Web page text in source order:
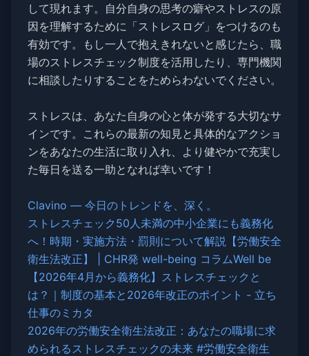
して現れます。自分自身の思考の癖やストレスの原
因を理解するために「ストレスログ」をつけるのも
有効です。もし一人で抱えきれないと感じたら、職
場のストレスチェック制度を活用したり、専門機関
に相談したりすることをためらわないでください。
ストレスは、あなた自身の心と体が発する大切なサ
インです。これらの最新の知見と具体的なアクショ
ンをあなたの生活に取り入れ、より健やかで充実し
た毎日を送る一助となれば幸いです！
Clavino — 今日のトレンドを、深く。
ストレスチェック50人未満の中小企業にも義務化
へ！時期・実施方法・罰則について解説【労働安全
衛生法改正】 | CHR発 well-being コラムWell be
【2026年4月から義務化】ストレスチェックと
は？｜制度の基本と2026年改正のポイント - 立ち
仕事のミカタ
2026年の労働安全衛生法改正：あなたの職場に求
められるストレスチェックの未来 #労働安全衛生